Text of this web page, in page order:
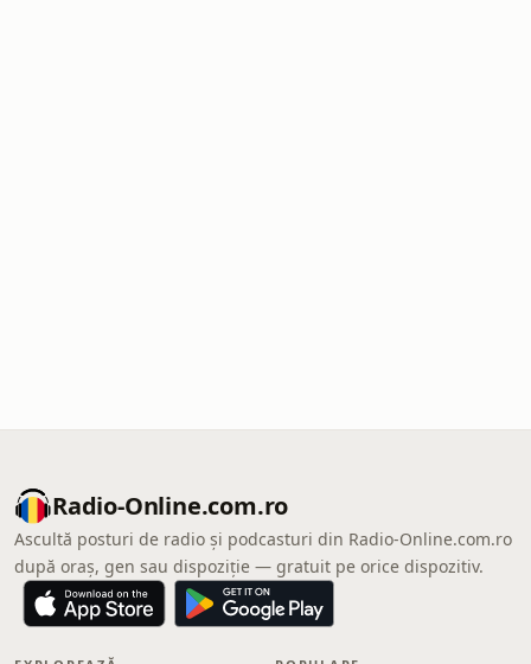
Radio-Online.com.ro
Ascultă posturi de radio și podcasturi din Radio-Online.com.ro
după oraș, gen sau dispoziție — gratuit pe orice dispozitiv.